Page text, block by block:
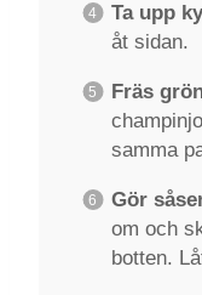
Ta upp
åt sidan.
Fräs
samma
Gör
om och
botten.